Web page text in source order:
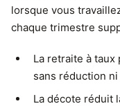
lorsque vous
chaque trimestre
La retraite à
sans réduction
La décote réduit